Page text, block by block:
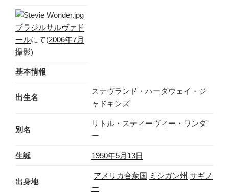
ブラジルサルヴァド
ールにて(2006年7月
撮影)
基本情報
出生名
ステヴランド・ハーダウェイ・ジ
ャドキンズ
別名
リトル・スティーヴィー・ワンダ
ー
生誕 1950年5月13日
出身地
アメリカ合衆国 ミシガン州 サギノ
ー